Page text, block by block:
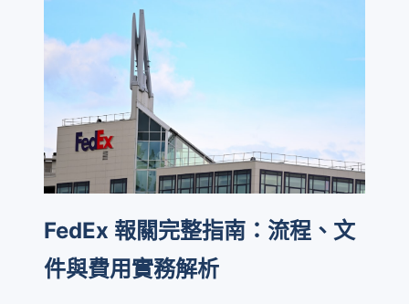
FedEx 報關完整指南：流程、文
件與費用實務解析